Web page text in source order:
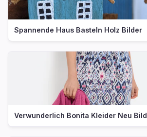
Spannende Haus Basteln Holz Bilder
Verwunderlich Bonita Kleider Neu Bild